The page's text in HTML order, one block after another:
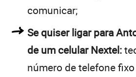
comunicar;
Se quiser ligar para
de um celular Nextel:
número de telefone